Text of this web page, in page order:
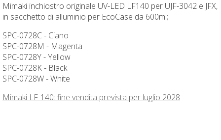
Mimaki inchiostro originale UV-LED LF140 per UJF-3042 e JFX,
in sacchetto di alluminio per EcoCase da 600ml;
SPC-0728C - Ciano
SPC-0728M - Magenta
SPC-0728Y - Yellow
SPC-0728K - Black
SPC-0728W - White
Mimaki LF-140: fine vendita prevista per luglio 2028